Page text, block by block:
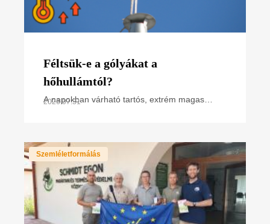
Féltsük-e a gólyákat a
hőhullámtól?
A napokban várható tartós, extrém magas
2026.07.31
Szemléletformálás